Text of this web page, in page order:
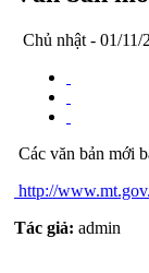
Chủ nhật - 01/
Các văn bản mới
http://
Tác giả: admin